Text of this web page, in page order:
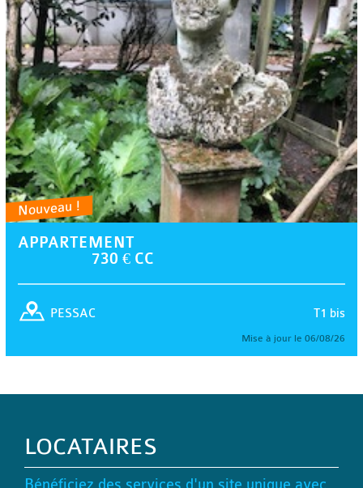
Nouveau !
APPARTEMENT
730 € CC
T1 bis
PESSAC
Mise à jour le 06/08/26
LOCATAIRES